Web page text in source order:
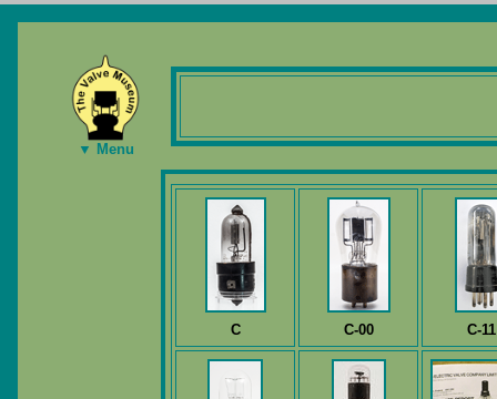
▼ Menu
C C-00 C-11